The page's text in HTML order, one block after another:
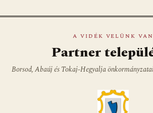
A VIDÉK VELÜNK VAN
Partner
Borsod, Abaúj és Tokaj-Hegyalja